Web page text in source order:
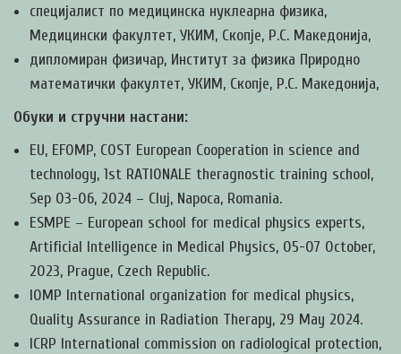
специјалист по медицинска нуклеарна физика,
Медицински факултет, УКИМ, Скопје, Р.С. Македонија,
дипломиран физичар, Институт за физика Природно
математички факултет, УКИМ, Скопје, Р.С. Македонија,
Обуки и стручни настани:
EU, EFOMP, COST European Cooperation in science and
technology, 1st RATIONALE theragnostic training school,
Sep 03-06, 2024 – Cluj, Napoca, Romania.
ESMPE – European school for medical physics experts,
Artificial Intelligence in Medical Physics, 05-07 October,
2023, Prague, Czech Republic.
IOMP International organization for medical physics,
Quality Assurance in Radiation Therapy, 29 May 2024.
ICRP International commission on radiological protection,